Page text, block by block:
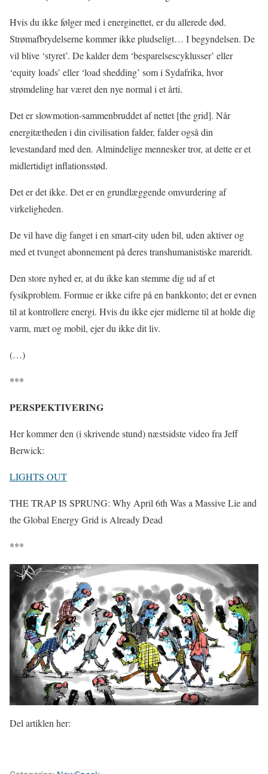
Hvis du ikke følger med i energinettet, er du allerede død.
Strømafbrydelserne kommer ikke pludseligt… I begyndelsen. De
vil blive ‘styret’. De kalder dem ‘besparelsescyklusser’ eller
‘equity loads’ eller ‘load shedding’ som i Sydafrika, hvor
strømdeling har været den nye normal i et årti.
Det er slowmotion-sammenbruddet af nettet [the grid]. Når
energitætheden i din civilisation falder, falder også din
levestandard med den. Almindelige mennesker tror, at dette er et
midlertidigt inflationsstød.
Det er det ikke. Det er en grundlæggende omvurdering af
virkeligheden.
De vil have dig fanget i en smart-city uden bil, uden aktiver og
med et tvunget abonnement på deres transhumanistiske mareridt.
Den store nyhed er, at du ikke kan stemme dig ud af et
fysikproblem. Formue er ikke cifre på en bankkonto; det er evnen
til at kontrollere energi. Hvis du ikke ejer midlerne til at holde dig
varm, mæt og mobil, ejer du ikke dit liv.
(…)
***
PERSPEKTIVERING
Her kommer den (i skrivende stund) næstsidste video fra Jeff
Berwick:
LIGHTS OUT
THE TRAP IS SPRUNG: Why April 6th Was a Massive Lie and
the Global Energy Grid is Already Dead
***
Del artiklen her: